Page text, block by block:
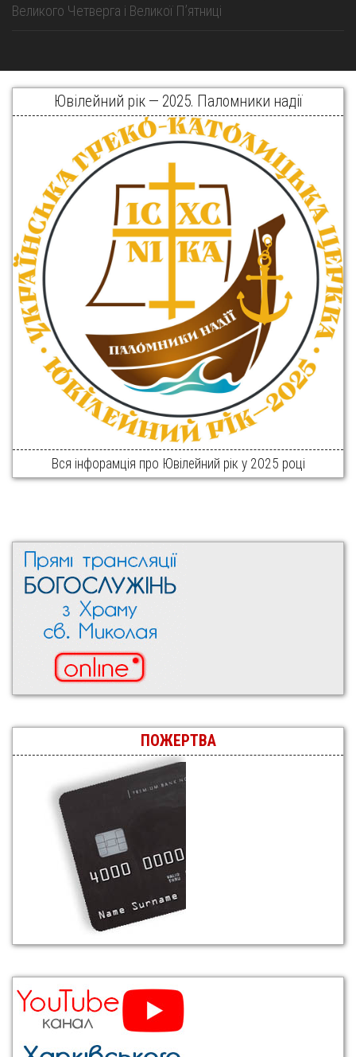
Великого Четверга і Великої Пʼятниці
Ювілейний рік — 2025. Паломники надії
Вся інфорамція про Ювілейний рік у 2025 році
ПОЖЕРТВА